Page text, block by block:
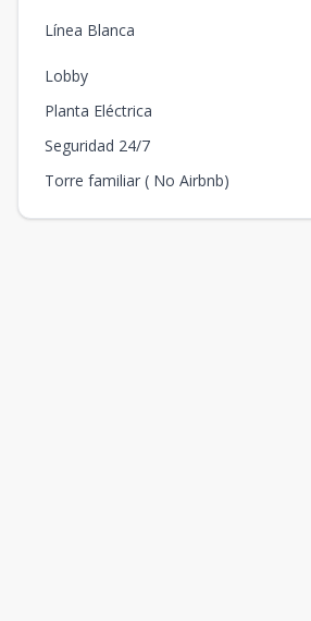
Línea Blanca
Lobby
Planta Eléctrica
Seguridad 24/7
Torre familiar ( No Airbnb)